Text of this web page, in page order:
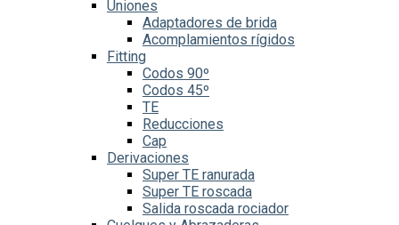
Uniones
Adaptadores de brida
Acomplamientos rígidos
Fitting
Codos 90º
Codos 45º
TE
Reducciones
Cap
Derivaciones
Super TE ranurada
Super TE roscada
Salida roscada rociador